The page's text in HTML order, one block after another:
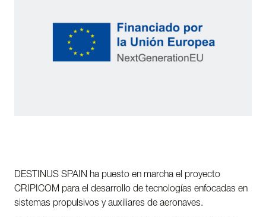
DESTINUS SPAIN ha puesto en marcha el proyecto
CRIPICOM para el desarrollo de tecnologías enfocadas en
sistemas propulsivos y auxiliares de aeronaves.